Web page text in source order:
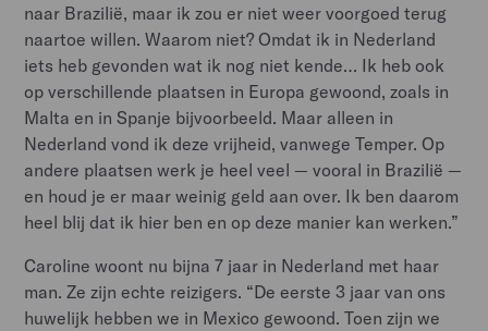
naar Brazilië, maar ik zou er niet weer voorgoed terug
naartoe willen. Waarom niet? Omdat ik in Nederland
iets heb gevonden wat ik nog niet kende… Ik heb ook
op verschillende plaatsen in Europa gewoond, zoals in
Malta en in Spanje bijvoorbeeld. Maar alleen in
Nederland vond ik deze vrijheid, vanwege Temper. Op
andere plaatsen werk je heel veel — vooral in Brazilië —
en houd je er maar weinig geld aan over. Ik ben daarom
heel blij dat ik hier ben en op deze manier kan werken.”
Caroline woont nu bijna 7 jaar in Nederland met haar
man. Ze zijn echte reizigers. “De eerste 3 jaar van ons
huwelijk hebben we in Mexico gewoond. Toen zijn we